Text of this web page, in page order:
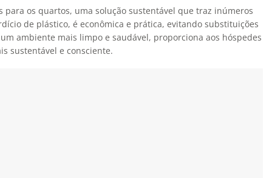
para os quartos, uma solução sustentável que traz inúmeros
de plástico, é econômica e prática, evitando substituições
ambiente mais limpo e saudável, proporciona aos hóspedes
sustentável e consciente.